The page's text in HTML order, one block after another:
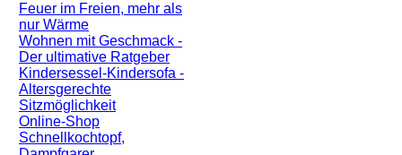
Feuer im Freien, mehr als
nur Wärme
Wohnen mit Geschmack -
Der ultimative Ratgeber
Kindersessel-Kindersofa -
Altersgerechte
Sitzmöglichkeit
Online-Shop
Schnellkochtopf,